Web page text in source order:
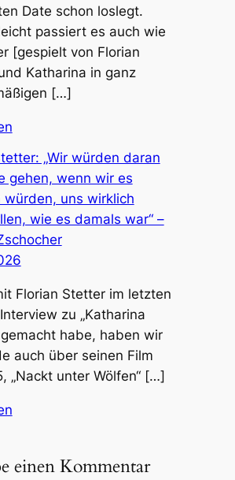
Date schon loslegt.
passiert es auch wie
[gespielt von Florian
Katharina in ganz
[…]
„Wir würden daran
gehen, wenn wir es
würden, uns wirklich
wie es damals war“ –
Florian Stetter im letzten
zu „Katharina
gemacht habe, haben wir
auch über seinen Film
„Nackt unter Wölfen“ […]
einen Kommentar